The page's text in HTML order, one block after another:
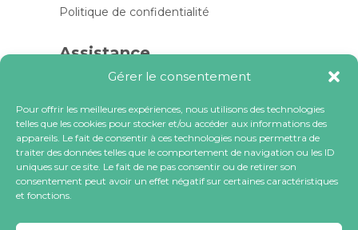
Gérer le consentement
Pour offrir les meilleures expériences, nous utilisons des technologies
telles que les cookies pour stocker et/ou accéder aux informations des
appareils. Le fait de consentir à ces technologies nous permettra de
traiter des données telles que le comportement de navigation ou les ID
uniques sur ce site. Le fait de ne pas consentir ou de retirer son
consentement peut avoir un effet négatif sur certaines caractéristiques
et fonctions.
Politique de confidentialité
Assistance
Contactez-nous
FAQ
Blog
Contactez-nous
contact@locacoeur.com